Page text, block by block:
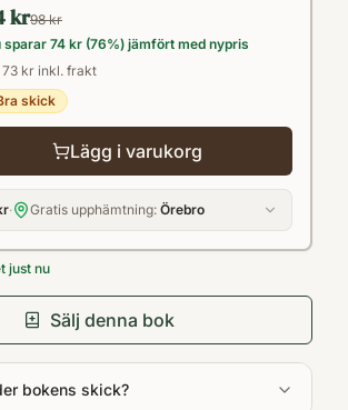
kr98 kr
sparar 74 kr (76%) jämfört med nypris
kr inkl. frakt
skick
Lägg i varukorg
· Gratis upphämtning: Örebro
just nu
Sälj denna bok
bokens skick?